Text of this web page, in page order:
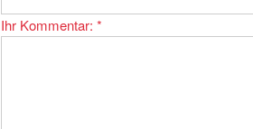
Ihr Kommentar:*